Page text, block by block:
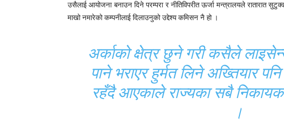
उसैलाई आयोजना बनाउन दिने परम्परा र नीतिविपरीत ऊर्जा मन्त्रालयले रातारात
माखो नमारेको कम्पनीलाई दिलाउनुको उद्देश्य कमिसन नै हो ।
अर्काको क्षेत्र छुने गरी कसैले
पाने भराएर हुर्मत लिने अख्तियार
रहँदै आएकाले राज्यका सबै
।